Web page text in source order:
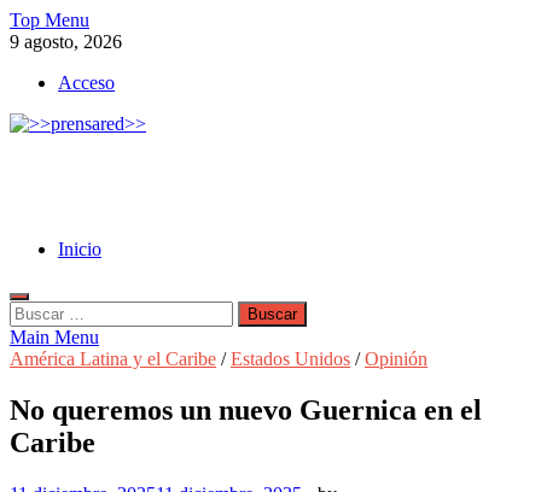
Skip
to
Top Menu
9 agosto, 2026
Acceso
Inicio
Buscar:
Main Menu
América Latina y el Caribe /Estados Unidos /Opinión
No queremos un nuevo Guernica en el
Caribe